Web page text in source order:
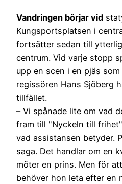
Vandringen börjar vid
Kungsportsplatsen i
fortsätter sedan till
centrum. Vid varje stopp
upp en scen i en pjäs
regissören Hans Sjöberg
tillfället.
– Vi spånade lite om vad
fram till "Nyckeln till
vad assistansen betyder.
saga. Det handlar om en
möter en prins. Men för
behöver hon leta efter en